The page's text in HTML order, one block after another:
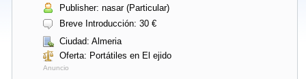
Publisher: nasar (Particular)
Breve Introducción: 30 €
Ciudad: Almeria
Oferta: Portátiles en El ejido
Anuncio